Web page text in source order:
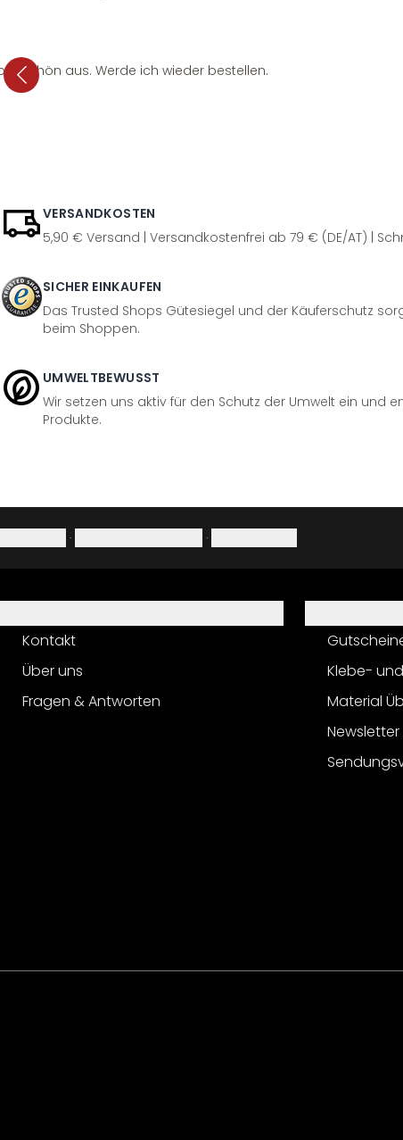
schön aus. Werde ich wieder bestellen.
VERSANDKOSTEN
5,90 € Versand | Versandkostenfrei ab 79 € (DE/AT) |
SICHER EINKAUFEN
Das Trusted Shops Gütesiegel und der Käuferschutz
beim Shoppen.
UMWELTBEWUSST
Wir setzen uns aktiv für den Schutz der Umwelt ein und
Produkte.
· ·
Kontakt
Über uns
Fragen & Antworten
Klebe-
Material